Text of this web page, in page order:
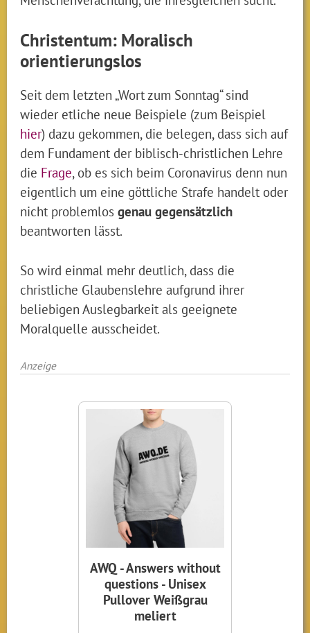
Christentum: Moralisch
orientierungslos
Seit dem letzten „Wort zum Sonntag“ sind
wieder etliche neue Beispiele (zum Beispiel
hier) dazu gekommen, die belegen, dass sich auf
dem Fundament der biblisch-christlichen Lehre
die Frage, ob es sich beim Coronavirus denn nun
eigentlich um eine göttliche Strafe handelt oder
nicht problemlosgenau gegensätzlich
beantworten lässt.
So wird einmal mehr deutlich, dass die
christliche Glaubenslehre aufgrund ihrer
beliebigen Auslegbarkeit als geeignete
Moralquelle ausscheidet.
Anzeige
AWQ - Answers without
questions - Unisex
Pullover Weißgrau
meliert